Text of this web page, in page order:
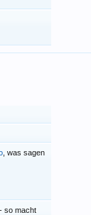
, was sagen
so macht